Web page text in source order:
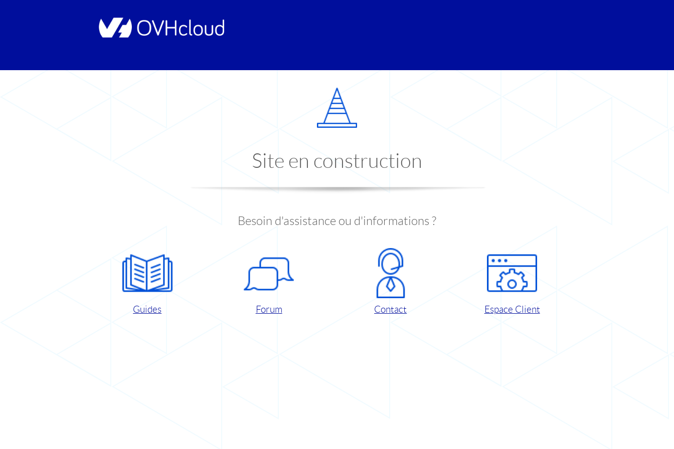
Site en construction
Besoin d'assistance ou d'informations ?
Guides Forum Contact Espace Client